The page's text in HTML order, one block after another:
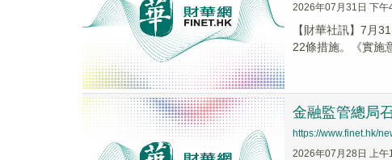
2026年07月31日 下午
【財華社訊】7月
22條措施。《實施
金融監管總局
https://www.finet.hk/
2026年07月28日 上午